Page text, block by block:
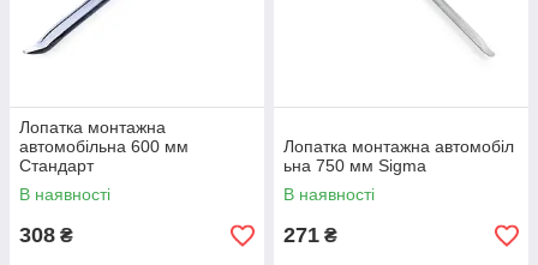
Лопатка монтажна
автомобільна 600 мм
Стандарт
В наявності
308 ₴
Лопатка монтажна автомобіл
ьна 750 мм Sigma
В наявності
271 ₴